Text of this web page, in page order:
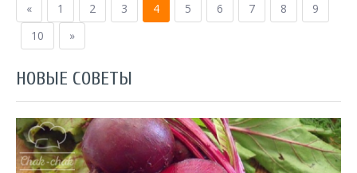
« 1 2 3 4 5 6 7 8
9
10
»
НОВЫЕ СОВЕТЫ